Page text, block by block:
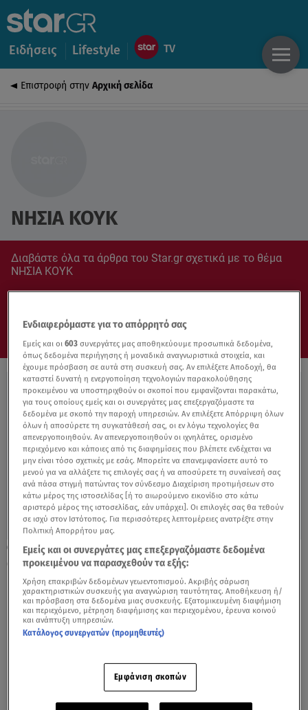
Ειδήσεις Lifestyle
Επιστροφή στην Αρχική σελίδα
ΝΗΣΙΑ ΚΟΥΚ
Διαβάστε όλα τα άρθρα του Star.gr σχετικά με το θέμα
ΝΗΣΙΑ ΚΟΥΚ
18.10.21, 18:41
Ολυμπιακοί Αγώνες: Η αποστολή των
Νησιών Κουκ επαναπατρίστηκε μετά 2
μήνες
Ενδιαφερόμαστε για το απόρρητό σας
Εμείς και οι603 συνεργάτες μας αποθηκεύουμε προσωπικά δεδομένα,
όπως δεδομένα περιήγησης ή μοναδικά αναγνωριστικά στοιχεία, και
έχουμε πρόσβαση σε αυτά στη συσκευή σας. Αν επιλέξετε Αποδοχή, θα
καταστεί δυνατή η ενεργοποίηση τεχνολογιών παρακολούθησης
προκειμένου να υποστηριχθούν οι σκοποί που εμφανίζονται παρακάτω,
για τους οποίους εμείς και οι συνεργάτες μας επεξεργαζόμαστε τα
δεδομένα με σκοπό την παροχή υπηρεσιών. Αν επιλέξετε Απόρριψη όλων
όλων ή αποσύρετε τη συγκατάθεσή σας, οι εν λόγω τεχνολογίες θα
απενεργοποιηθούν. Αν απενεργοποιηθούν οι ιχνηλάτες, ορισμένο
περιεχόμενο και κάποιες από τις διαφημίσεις που βλέπετε ενδέχεται να
μην είναι τόσο σχετικές με εσάς. Μπορείτε να επανεμφανίσετε αυτό το
μενού για να αλλάξετε τις επιλογές σας ή να αποσύρετε τη συναίνεσή σας
ανά πάσα στιγμή πατώντας τον σύνδεσμο Διαχείριση προτιμήσεων στο
κάτω μέρος της ιστοσελίδας [ή το αιωρούμενο εικονίδιο στο κάτω
αριστερό μέρος της ιστοσελίδας, εάν υπάρχει]. Οι επιλογές σας θα τεθούν
σε ισχύ στον Ιστότοπος. Για περισσότερες λεπτομέρειες ανατρέξτε στην
Πολιτική Απορρήτου μας.
Εμείς και οι συνεργάτες μας επεξεργαζόμαστε δεδομένα
προκειμένου να παρασχεθούν τα εξής:
Χρήση επακριβών δεδομένων γεωεντοπισμού. Ακριβής σάρωση
χαρακτηριστικών συσκευής για αναγνώριση ταυτότητας. Αποθήκευση ή/
και πρόσβαση στα δεδομένα μιας συσκευής. Εξατομικευμένη διαφήμιση
και περιεχόμενο, μέτρηση διαφήμισης και περιεχομένου, έρευνα κοινού
και ανάπτυξη υπηρεσιών.
Κατάλογος συνεργατών (προμηθευτές)
Εμφάνιση σκοπών